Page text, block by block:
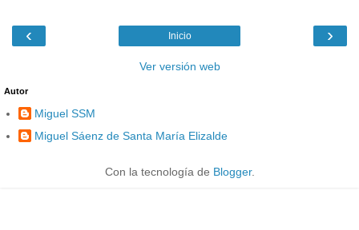
‹ ›
Inicio
Ver versión web
Autor
Miguel SSM
Miguel Sáenz de Santa María Elizalde
Con la tecnología de Blogger.